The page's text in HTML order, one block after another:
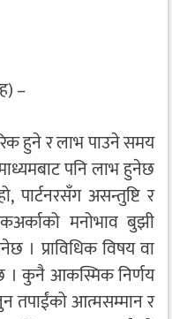
–
हुने र लाभ पाउने समय
पनि लाभ हुनेछ
पार्टनरसँग असन्तुष्टि र
मनोभाव बुझी
। प्राविधिक विषय वा
। कुनै आकस्मिक निर्णय
तपाईंको आत्मसम्मान र